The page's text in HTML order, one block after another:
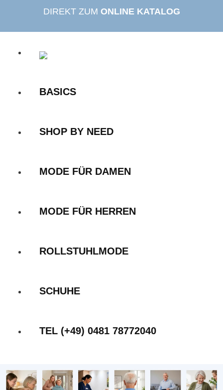
springen
DIREKT ZUM ONLINE KATALOG
BASICS
SHOP BY NEED
MODE FÜR DAMEN
MODE FÜR HERREN
ROLLSTUHLMODE
SCHUHE
TEL (+49) 0481 78772040